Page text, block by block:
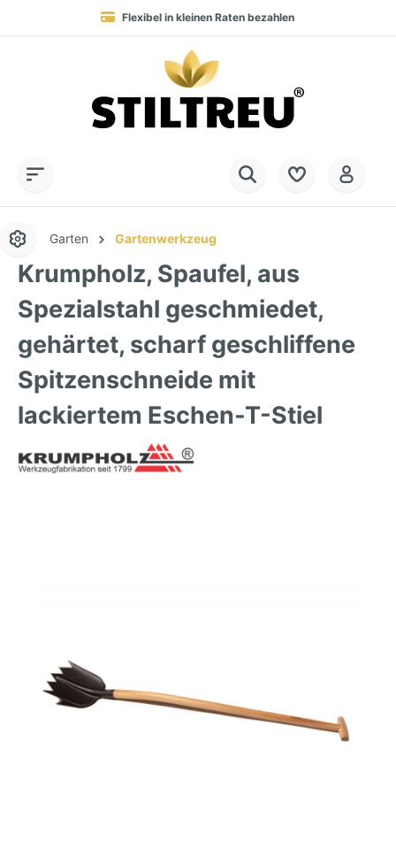
Flexibel in kleinen Raten bezahlen
Blitzversand in 1-3 Werktagen nach DE, AT & NL
+49 (0) 28 32 - 408 990 0
Dauerhaft hohe Warenverfügbarkeit
SSL-verschlüsselt online einkaufen
Garten Gartenwerkzeug
Krumpholz, Spaufel, aus
Spezialstahl geschmiedet,
gehärtet, scharf geschliffene
Spitzenschneide mit
lackiertem Eschen-T-Stiel